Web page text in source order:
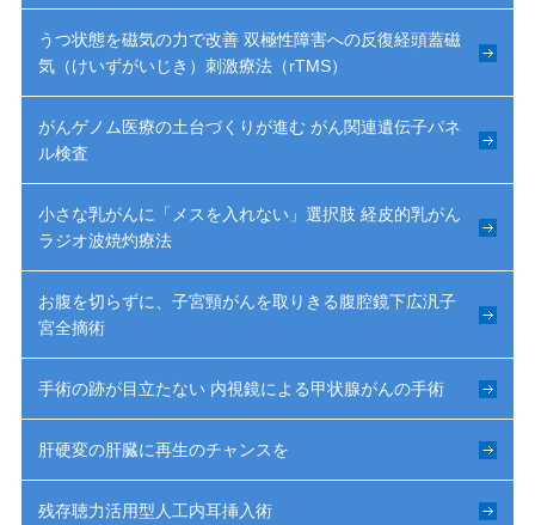
うつ状態を磁気の力で改善 双極性障害への反復経頭蓋磁
気（けいずがいじき）刺激療法（rTMS）
がんゲノム医療の土台づくりが進む がん関連遺伝子パネ
ル検査
小さな乳がんに「メスを入れない」選択肢 経皮的乳がん
ラジオ波焼灼療法
お腹を切らずに、子宮頸がんを取りきる腹腔鏡下広汎子
宮全摘術
手術の跡が目立たない 内視鏡による甲状腺がんの手術
肝硬変の肝臓に再生のチャンスを
残存聴力活用型人工内耳挿入術